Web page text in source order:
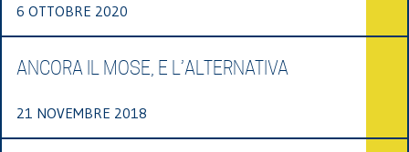
6 OTTOBRE 2020
ANCORA IL MOSE, E L’ALTERNATIVA
21 NOVEMBRE 2018